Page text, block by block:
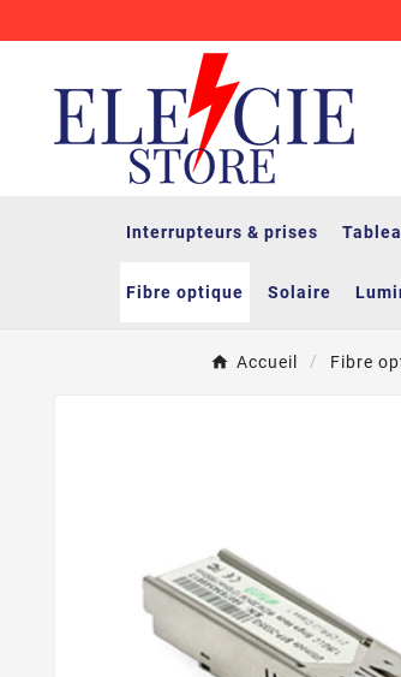
Interrupteurs & prises
Fibre optique Solaire
Accueil Fibre